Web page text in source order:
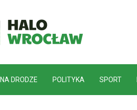
NA DRODZE POLITYKA SPORT